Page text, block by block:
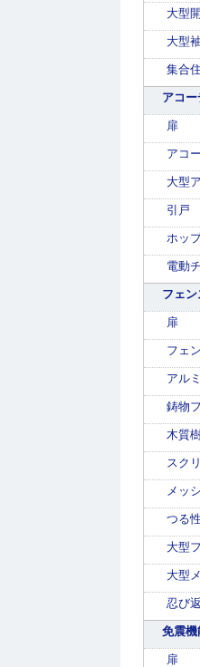
大型
大型
集合
アコ
扉
アコ
大型
引戸
ホッ
電動
フェン
扉
フェ
アル
鋳物
木質
スク
メッ
つる
大型
大型
忍び
免震機
扉